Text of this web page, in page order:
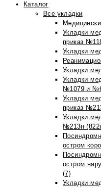
Каталог
Все укладки
Укладки
приказ
Укладки
Укладки
Укладки
№1079 и
Укладки
приказ
Укладки
№213н
остром
остром
(7)
Укладки